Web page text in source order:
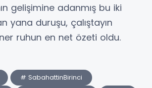
gelişimine adanmış bu iki
yana duruşu, çalıştayın
ruhun en net özeti oldu.
# SabahattinBirinci